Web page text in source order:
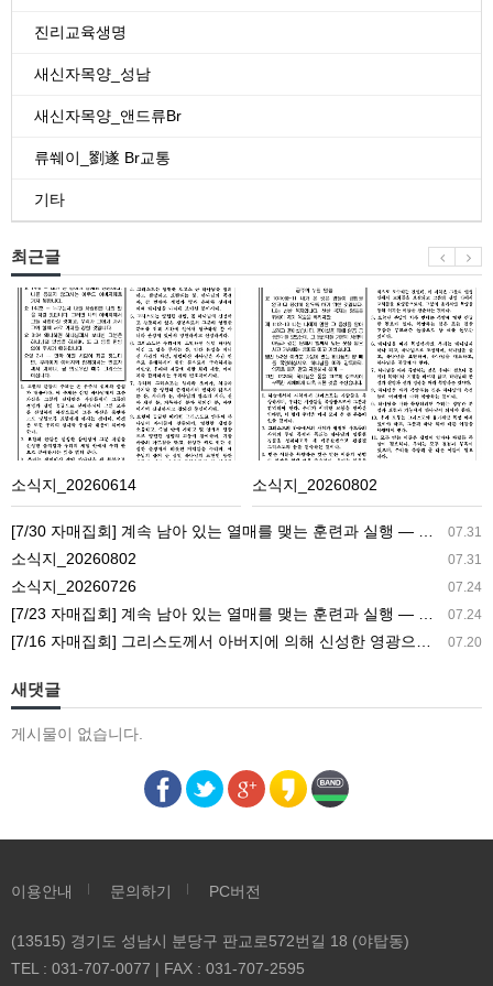
진리교육생명
새신자목양_성남
새신자목양_앤드류Br
류쒜이_劉遂 Br교통
기타
최근글
지
_20260614
소식지_20260614
소
식
지
_20260802
소식지_20260802
07.31
[7/30 자매집회] 계속 남아 있는 열매를 맺는 훈련과 실행 ― 교회생활을 가정으로 가져감
07.31
소식지_20260802
07.24
소식지_20260726
07.24
[7/23 자매집회] 계속 남아 있는 열매를 맺는 훈련과 실행 ― 새 길 실행의 필요성과 전망
07.20
[7/16 자매집회] 그리스도께서 아버지에 의해 신성한 영광으로 영광스럽게 되신 결과 ― 아버지의 집과 참포도나무와 새 아이의 기능
새댓글
게시물이 없습니다.
이용안내 문의하기 PC버전
(13515) 경기도 성남시 분당구 판교로572번길 18 (야탑동)
TEL : 031-707-0077 | FAX : 031-707-2595